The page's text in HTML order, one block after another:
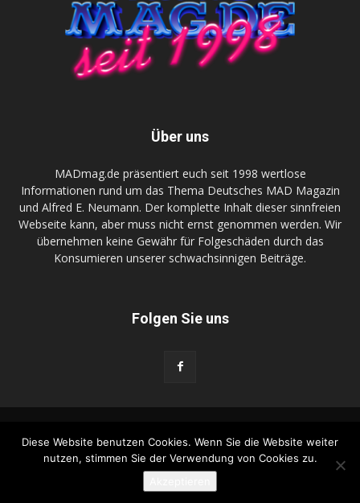
Über uns
MADmag.de präsentiert euch seit 1998 wertlose
Informationen rund um das Thema Deutsches MAD Magazin
und Alfred E. Neumann. Der komplette Inhalt dieser sinnfreien
Webseite kann, aber muss nicht ernst genommen werden. Wir
übernehmen keine Gewähr für Folgeschäden durch das
Konsumieren unserer schwachsinnigen Beiträge.
Folgen Sie uns
Wir kaufen Dein MAD Zeugs
Advertise on MADmag.de
Datenschutzerklärung
Impressum MADtrash.com
© MADmag.de 2026
Diese Website benutzen Cookies. Wenn Sie die Website weiter
nutzen, stimmen Sie der Verwendung von Cookies zu.